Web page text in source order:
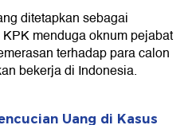
ditetapkan sebagai
menduga oknum pejabat
terhadap para calon
bekerja di Indonesia.
Uang di Kasus